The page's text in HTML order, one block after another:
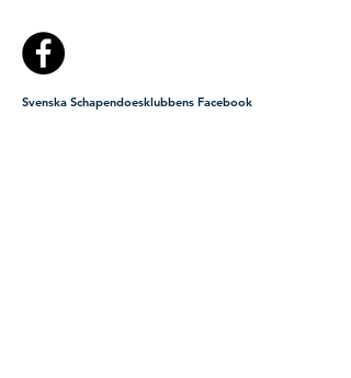
Svenska Schapendoesklubbens Facebook